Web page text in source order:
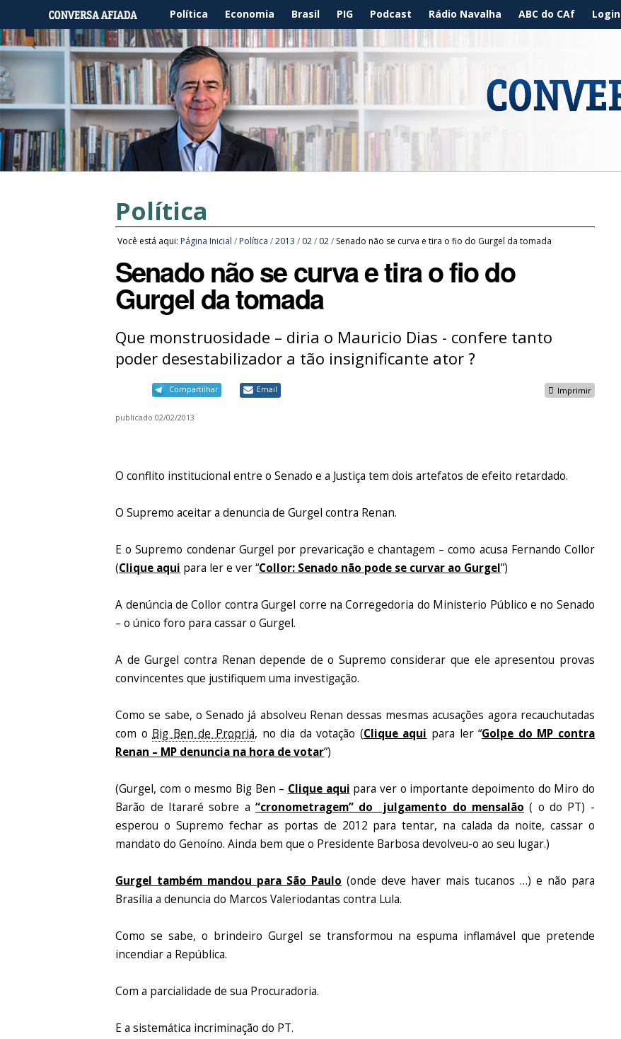
Política Economia Brasil PIG Podcast Rádio Navalha ABC do CAf Login
Política
Você está aqui: Página Inicial / Política /2013 / 02/ 02/ Senado não se curva e tira o fio do Gurgel da tomada
Senado não se curva e tira o fio do
Gurgel da tomada
Que monstruosidade – diria o Mauricio Dias - confere tanto
poder desestabilizador a tão insignificante ator ?
Compartilhar Email Imprimir
publicado 02/02/2013
O conflito institucional entre o Senado e a Justiça tem dois artefatos de efeito retardado.
O Supremo aceitar a denuncia de Gurgel contra Renan.
E o Supremo condenar Gurgel por prevaricação e chantagem – como acusa Fernando Collor
(Clique aqui para ler e ver “Collor: Senado não pode se curvar ao Gurgel”)
A denúncia de Collor contra Gurgel corre na Corregedoria do Ministerio Público e no Senado
– o único foro para cassar o Gurgel.
A de Gurgel contra Renan depende de o Supremo considerar que ele apresentou provas
convincentes que justifiquem uma investigação.
Como se sabe, o Senado já absolveu Renan dessas mesmas acusações agora recauchutadas
com o Big Ben de Propriá, no dia da votação (Clique aqui para ler “Golpe do MP contra
Renan – MP denuncia na hora de votar”)
(Gurgel, com o mesmo Big Ben – Clique aqui para ver o importante depoimento do Miro do
Barão de Itararé sobre a“cronometragem” do julgamento do mensalão ( o do PT) -
esperou o Supremo fechar as portas de 2012 para tentar, na calada da noite, cassar o
mandato do Genoíno. Ainda bem que o Presidente Barbosa devolveu-o ao seu lugar.)
Gurgel também mandou para São Paulo (onde deve haver mais tucanos …) e não para
Brasília a denuncia do Marcos Valeriodantas contra Lula.
Como se sabe, o brindeiro Gurgel se transformou na espuma inflamável que pretende
incendiar a República.
Com a parcialidade de sua Procuradoria.
E a sistemática incriminação do PT.